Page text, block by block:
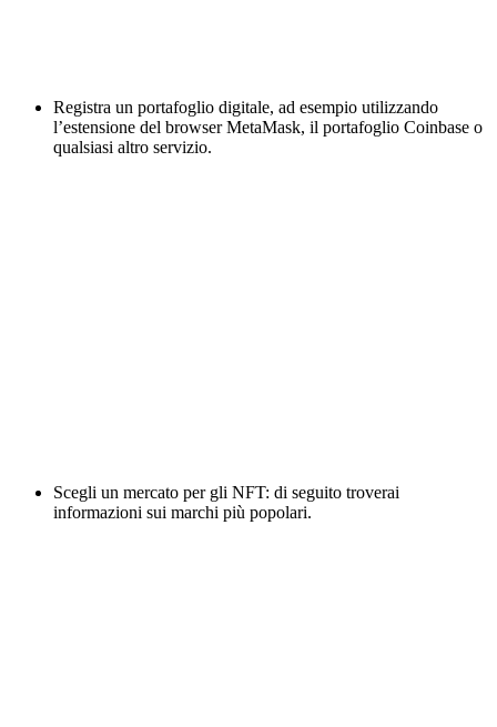
Registra un portafoglio digitale, ad esempio utilizzando
l’estensione del browser MetaMask, il portafoglio Coinbase o
qualsiasi altro servizio.
Scegli un mercato per gli NFT: di seguito troverai
informazioni sui marchi più popolari.